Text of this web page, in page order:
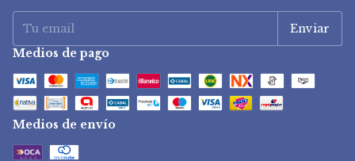
Medios de pago
Medios de envío